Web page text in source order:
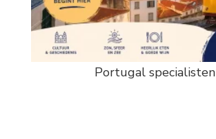
Portugal specialisten